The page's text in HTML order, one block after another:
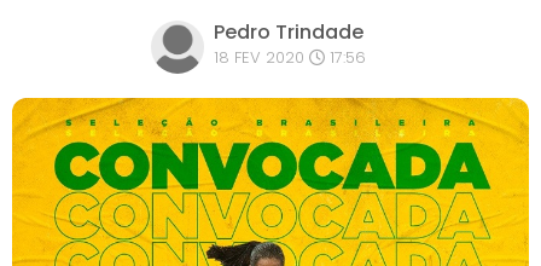
Pedro Trindade
18 FEV 2020 17:56